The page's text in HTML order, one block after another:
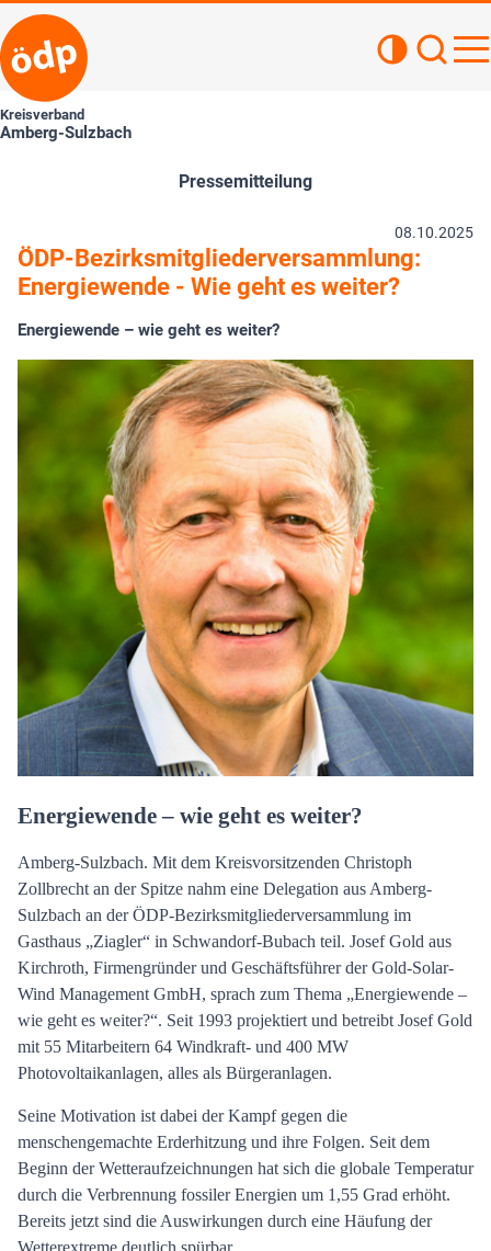
Kreisverband
Amberg-Sulzbach
Pressemitteilung
08.10.2025
ÖDP-Bezirksmitgliederversammlung:
Energiewende - Wie geht es weiter?
Energiewende – wie geht es weiter?
Energiewende – wie geht es weiter?
Amberg-Sulzbach. Mit dem Kreisvorsitzenden Christoph
Zollbrecht an der Spitze nahm eine Delegation aus Amberg-
Sulzbach an der ÖDP-Bezirksmitgliederversammlung im
Gasthaus „Ziagler“ in Schwandorf-Bubach teil. Josef Gold aus
Kirchroth, Firmengründer und Geschäftsführer der Gold-Solar-
Wind Management GmbH, sprach zum Thema „Energiewende –
wie geht es weiter?“. Seit 1993 projektiert und betreibt Josef Gold
mit 55 Mitarbeitern 64 Windkraft- und 400 MW
Photovoltaikanlagen, alles als Bürgeranlagen.
Seine Motivation ist dabei der Kampf gegen die
menschengemachte Erderhitzung und ihre Folgen. Seit dem
Beginn der Wetteraufzeichnungen hat sich die globale Temperatur
durch die Verbrennung fossiler Energien um 1,55 Grad erhöht.
Bereits jetzt sind die Auswirkungen durch eine Häufung der
Wetterextreme deutlich spürbar.